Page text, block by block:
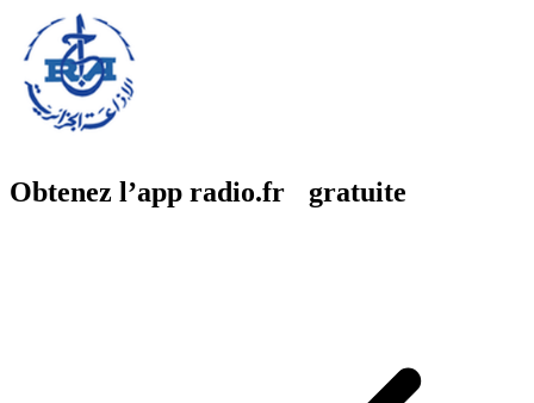
Obtenez l’app radio.fr gratuite